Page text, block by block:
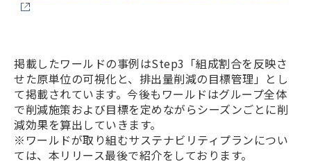
掲載したワールドの事例はStep3「組成割合を反映さ
せた原単位の可視化と、排出量削減の目標管理」とし
て掲載されています。今後もワールドはグループ全体
で削減施策および目標を定めながらシーズンごとに削
減効果を算出していきます。
※ワールドが取り組むサステナビリティプランについ
ては、本リリース最後で紹介をしております。